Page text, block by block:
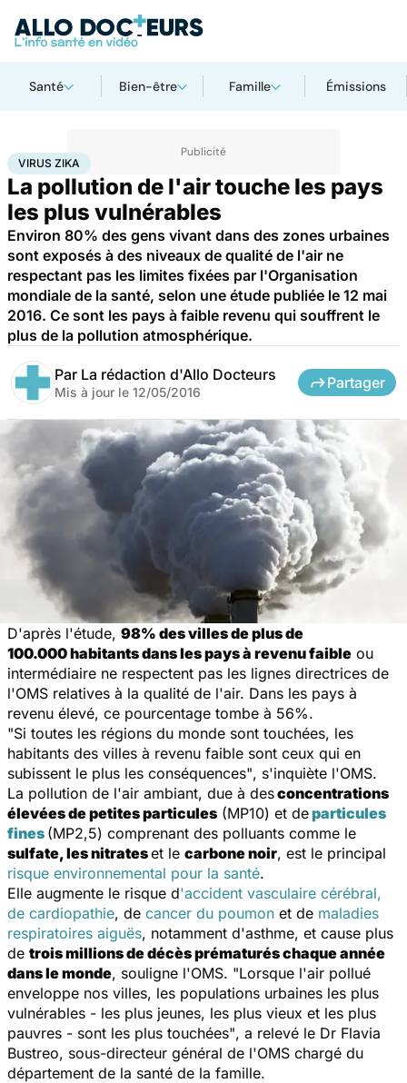
Santé Bien-être Famille Émissions
Accueil Santé Virus Zika
VIRUS ZIKA
La pollution de l'air touche les pays
les plus vulnérables
Environ 80% des gens vivant dans des zones urbaines
sont exposés à des niveaux de qualité de l'air ne
respectant pas les limites fixées par l'Organisation
mondiale de la santé, selon une étude publiée le 12 mai
2016. Ce sont les pays à faible revenu qui souffrent le
plus de la pollution atmosphérique.
Par La rédaction d'Allo Docteurs
Mis à jour le 12/05/2016
Partager
D'après l'étude, 98% des villes de plus de
100.000 habitants dans les pays à revenu faible ou
intermédiaire ne respectent pas les lignes directrices de
l'OMS relatives à la qualité de l'air. Dans les pays à
revenu élevé, ce pourcentage tombe à 56%.
"Si toutes les régions du monde sont touchées, les
habitants des villes à revenu faible sont ceux qui en
subissent le plus les conséquences", s'inquiète l'OMS.
La pollution de l'air ambiant, due à desconcentrations
élevées de petites particules (MP10) et departicules
fines (MP2,5) comprenant des polluants comme le
sulfate, les nitrateset le carbone noir, est le principal
risque environnemental pour la santé.
Elle augmente le risque d'accident vasculaire cérébral,
de cardiopathie, de cancer du poumon et de maladies
respiratoires aiguës, notamment d'asthme, et cause plus
de trois millions de décès prématurés chaque année
dans le monde, souligne l'OMS. "Lorsque l'air pollué
enveloppe nos villes, les populations urbaines les plus
vulnérables - les plus jeunes, les plus vieux et les plus
pauvres - sont les plus touchées", a relevé le Dr Flavia
Bustreo, sous-directeur général de l'OMS chargé du
département de la santé de la famille.